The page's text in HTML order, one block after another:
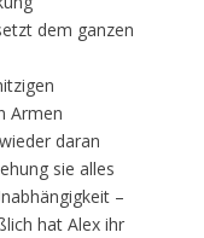
dem ganzen
Armen
daran
sie alles
–
hat Alex ihr